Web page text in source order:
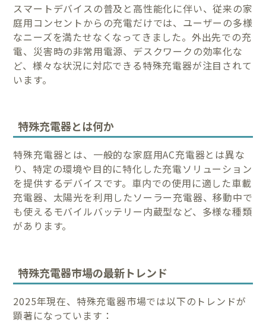
スマートデバイスの普及と高性能化に伴い、従来の家
庭用コンセントからの充電だけでは、ユーザーの多様
なニーズを満たせなくなってきました。外出先での充
電、災害時の非常用電源、デスクワークの効率化な
ど、様々な状況に対応できる特殊充電器が注目されて
います。
特殊充電器とは何か
特殊充電器とは、一般的な家庭用AC充電器とは異な
り、特定の環境や目的に特化した充電ソリューション
を提供するデバイスです。車内での使用に適した車載
充電器、太陽光を利用したソーラー充電器、移動中で
も使えるモバイルバッテリー内蔵型など、多様な種類
があります。
特殊充電器市場の最新トレンド
2025年現在、特殊充電器市場では以下のトレンドが
顕著になっています：